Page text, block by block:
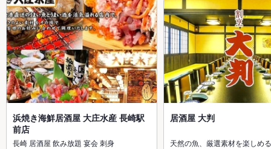
浜焼き海鮮居酒屋 大庄水産 長崎駅
前店
長崎 居酒屋 飲み放題 宴会 刺身
居酒屋 大判
天然の魚、厳選素材を楽しめ